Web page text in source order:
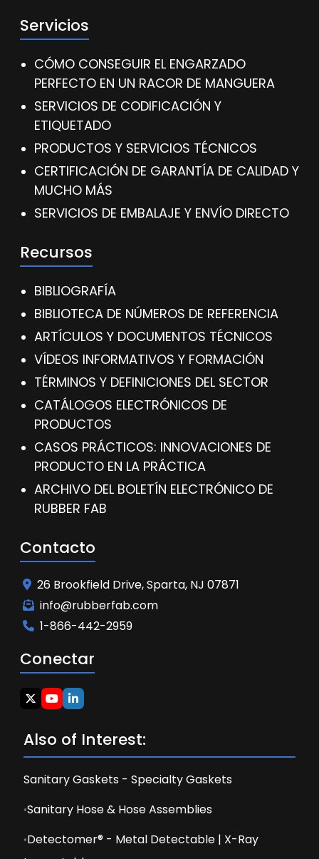
Servicios
CÓMO CONSEGUIR EL ENGARZADO
PERFECTO EN UN RACOR DE MANGUERA
SERVICIOS DE CODIFICACIÓN Y
ETIQUETADO
PRODUCTOS Y SERVICIOS TÉCNICOS
CERTIFICACIÓN DE GARANTÍA DE CALIDAD Y
MUCHO MÁS
SERVICIOS DE EMBALAJE Y ENVÍO DIRECTO
Recursos
BIBLIOGRAFÍA
BIBLIOTECA DE NÚMEROS DE REFERENCIA
ARTÍCULOS Y DOCUMENTOS TÉCNICOS
VÍDEOS INFORMATIVOS Y FORMACIÓN
TÉRMINOS Y DEFINICIONES DEL SECTOR
CATÁLOGOS ELECTRÓNICOS DE
PRODUCTOS
CASOS PRÁCTICOS: INNOVACIONES DE
PRODUCTO EN LA PRÁCTICA
ARCHIVO DEL BOLETÍN ELECTRÓNICO DE
RUBBER FAB
Contacto
26 Brookfield Drive, Sparta, NJ 07871
info@rubberfab.com
1-866-442-2959
Conectar
Also of Interest:
Sanitary Gaskets - Specialty Gaskets
Sanitary Hose & Hose Assemblies
Detectomer® - Metal Detectable | X-Ray